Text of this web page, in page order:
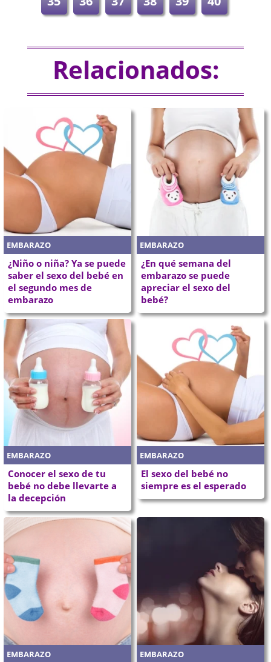
Relacionados:
EMBARAZO
¿Niño o niña? Ya se puede
saber el sexo del bebé en
el segundo mes de
embarazo
EMBARAZO
¿En qué semana del
embarazo se puede
apreciar el sexo del
bebé?
EMBARAZO
Conocer el sexo de tu
bebé no debe llevarte a
la decepción
EMBARAZO
El sexo del bebé no
siempre es el esperado
EMBARAZO EMBARAZO